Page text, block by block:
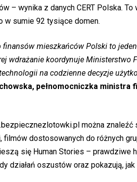
– wynika z danych CERT Polska. To
w sumie 92 tysiące domen.
finansów mieszkańców Polski to
wdrażanie koordynuje Ministerstwo
na codzienne decyzje
pełnomocniczka
można znaleźć
filmów dostosowanych do różnych
się Human Stories – prawdziwe
działań oszustów oraz pokazują,